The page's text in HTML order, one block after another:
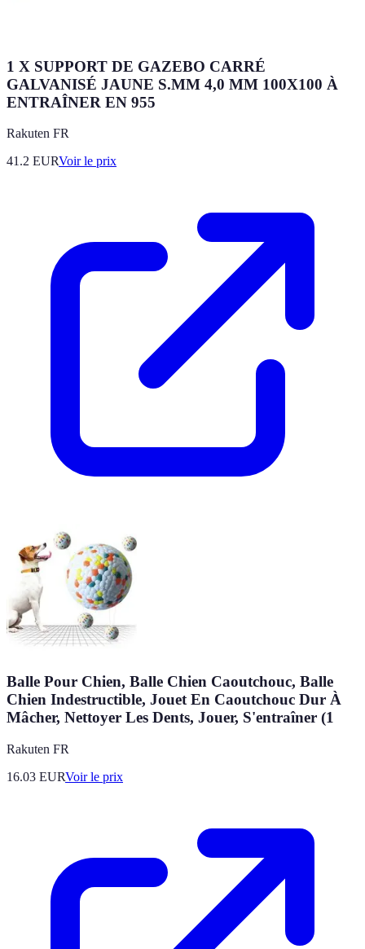
1 X SUPPORT DE GAZEBO CARRÉ
GALVANISÉ JAUNE S.MM 4,0 MM 100X100 À
ENTRAÎNER EN 955
Rakuten FR
41.2 EURVoir le prix
Balle Pour Chien, Balle Chien Caoutchouc, Balle
Chien Indestructible, Jouet En Caoutchouc Dur À
Mâcher, Nettoyer Les Dents, Jouer, S'entraîner (1
Rakuten FR
16.03 EURVoir le prix